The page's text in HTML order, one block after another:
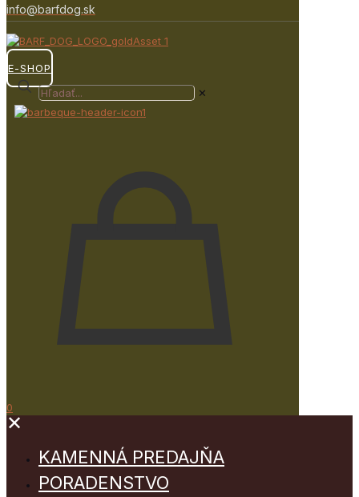
info@barfdog.sk
E-SHOP
✕
0
✕
KAMENNÁ PREDAJŇA
PORADENSTVO